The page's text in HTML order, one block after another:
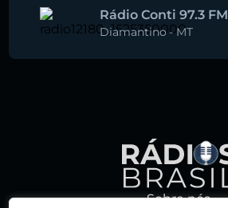
Rádio Conti 97.3 FM
Diamantino -MT
Sobre nós